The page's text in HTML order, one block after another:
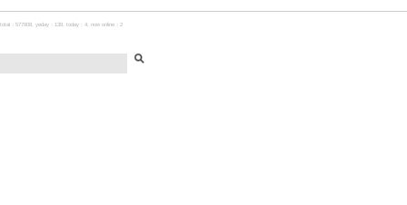
total：577908, yeday：139, today：4, now online：2